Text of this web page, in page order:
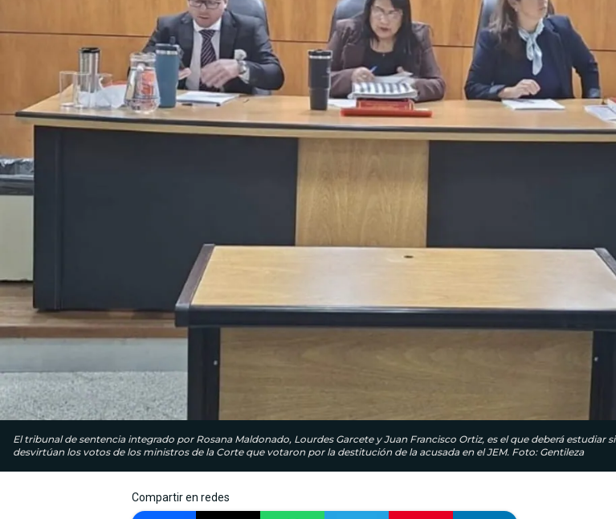
El tribunal de sentencia integrado por Rosana Maldonado, Lourdes Garcete y Juan Francisco Ortiz, es el que deberá estudiar si
desvirtúan los votos de los ministros de la Corte que votaron por la destitución de la acusada en el JEM. Foto: Gentileza
Compartir en redes